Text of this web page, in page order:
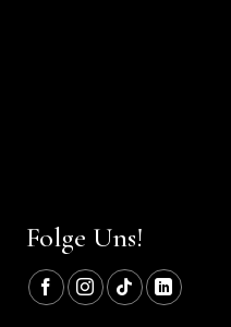
Folge Uns!